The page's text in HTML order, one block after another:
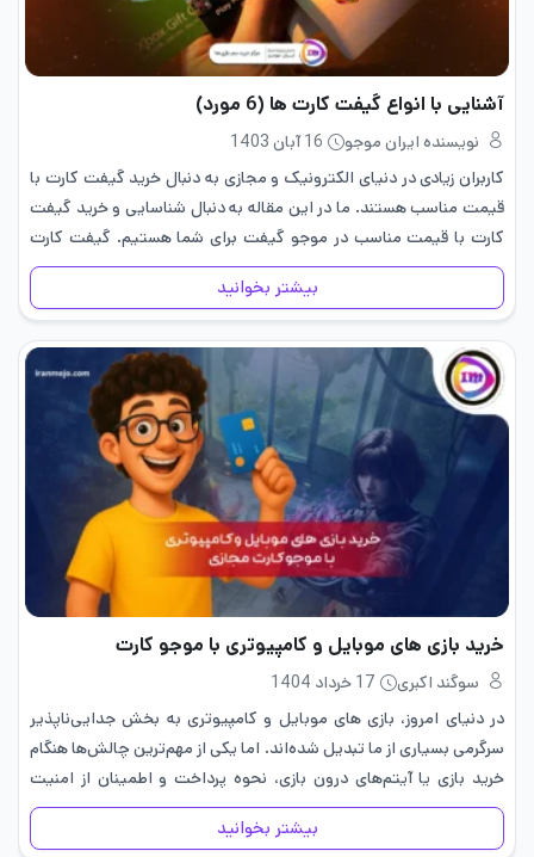
آشنایی با انواع گیفت کارت ها (6 مورد)
نویسنده ایران موجو
16 آبان 1403
کاربران زیادی در دنیای الکترونیک و مجازی به دنبال خرید گیفت کارت با
قیمت مناسب هستند. ما در این مقاله به دنبال شناسایی و خرید گیفت
کارت با قیمت مناسب در موجو گیفت برای شما هستیم. گیفت کارت
چیست؟ در…
بیشتر بخوانید
خرید بازی های موبایل و کامپیوتری با موجو کارت
سوگند اکبری
17 خرداد 1404
در دنیای امروز، بازی های موبایل و کامپیوتری به بخش جدایی‌ناپذیر
سرگرمی بسیاری از ما تبدیل شده‌اند. اما یکی از مهم‌ترین چالش‌ها هنگام
خرید بازی یا آیتم‌های درون بازی، نحوه پرداخت و اطمینان از امنیت
تراکنش‌هاست. بسیاری از گیمرها در…
بیشتر بخوانید